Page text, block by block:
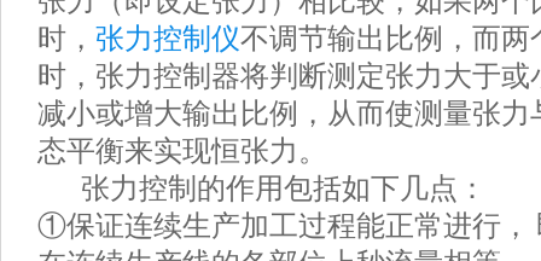
时， 张力控制仪不调节输出比例，而两
时，张力控制器将判断测定张力大于
减小或增大输出比例，从而使测量张力
态平衡来实现恒张力。
张力控制的作用包括如下几点：
①保证连续生产加工过程能正常进行，